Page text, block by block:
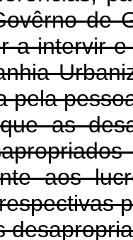
de
a intervir
pela
as
aos